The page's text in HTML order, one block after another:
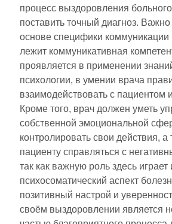
процесс выздоровления
поставить точный диагноз. Важно
основе специфики
лежит коммуникативная
проявляется в применении
психологии, в умении врача
взаимодействовать с пациентом
Кроме того, врач должен уметь
собственной эмоциональной
контролировать свои действия, а
пациенту справляться с
так как важную роль здесь играет
психосоматический аспект
позитивный настрой и
своём выздоровлении является